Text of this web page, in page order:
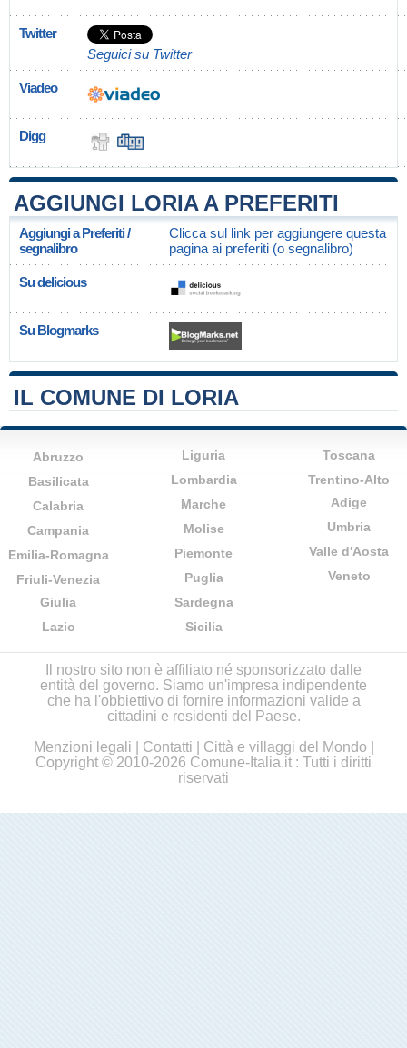
Twitter
Seguici su Twitter
Viadeo
Digg
AGGIUNGI LORIA A PREFERITI
Aggiungi a Preferiti /
segnalibro
Clicca sul link per aggiungere questa
pagina ai preferiti (o segnalibro)
Su delicious
Su Blogmarks
IL COMUNE DI LORIA
Abruzzo
Basilicata
Calabria
Campania
Emilia-Romagna
Friuli-Venezia
Giulia
Lazio
Liguria
Lombardia
Marche
Molise
Piemonte
Puglia
Sardegna
Sicilia
Toscana
Trentino-Alto
Adige
Umbria
Valle d'Aosta
Veneto
Il nostro sito non è affiliato né sponsorizzato dalle
entità del governo. Siamo un'impresa indipendente
che ha l'obbiettivo di fornire informazioni valide a
cittadini e residenti del Paese.
Menzioni legali
Contatti Città e villaggi del Mondo
Copyright © 2010-2026 Comune-Italia.it : Tutti i diritti
riservati